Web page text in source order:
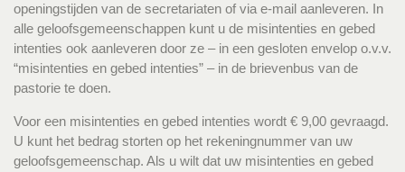
openingstijden van de secretariaten of via e-mail aanleveren. In
alle geloofsgemeenschappen kunt u de misintenties en gebed
intenties ook aanleveren door ze – in een gesloten envelop o.v.v.
“misintenties en gebed intenties” – in de brievenbus van de
pastorie te doen.
Voor een misintenties en gebed intenties wordt € 9,00 gevraagd.
U kunt het bedrag storten op het rekeningnummer van uw
geloofsgemeenschap. Als u wilt dat uw misintenties en gebed